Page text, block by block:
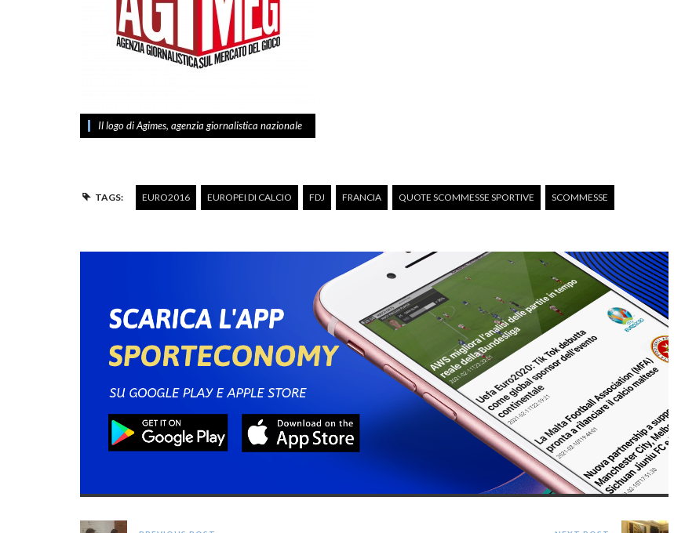
Il logo di Agimes, agenzia giornalistica nazionale
TAGS: EURO2016 EUROPEI DI CALCIO FDJ FRANCIA QUOTE SCOMMESSE SPORTIVE SCOMMESSE